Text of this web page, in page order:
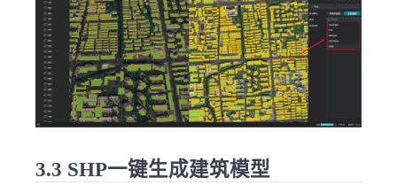
3.3 SHP一键生成建筑模型